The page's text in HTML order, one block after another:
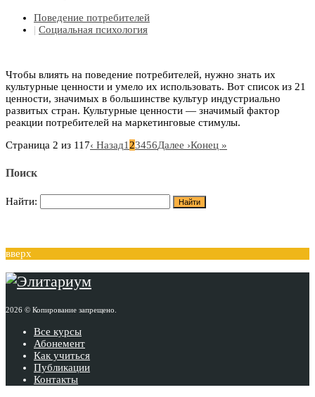
Поведение потребителей
| Социальная психология
Чтобы влиять на поведение потребителей, нужно знать их
культурные ценности и умело их использовать. Вот список из 21
ценности, значимых в большинстве культур индустриально
развитых стран. Культурные ценности — значимый фактор
реакции потребителей на маркетинговые стимулы.
Страница 2 из 117‹ Назад123456Далее ›Конец »
Поиск
Найти:
вверх
2026 © Копирование запрещено.
Все курсы
Абонемент
Как учиться
Публикации
Контакты